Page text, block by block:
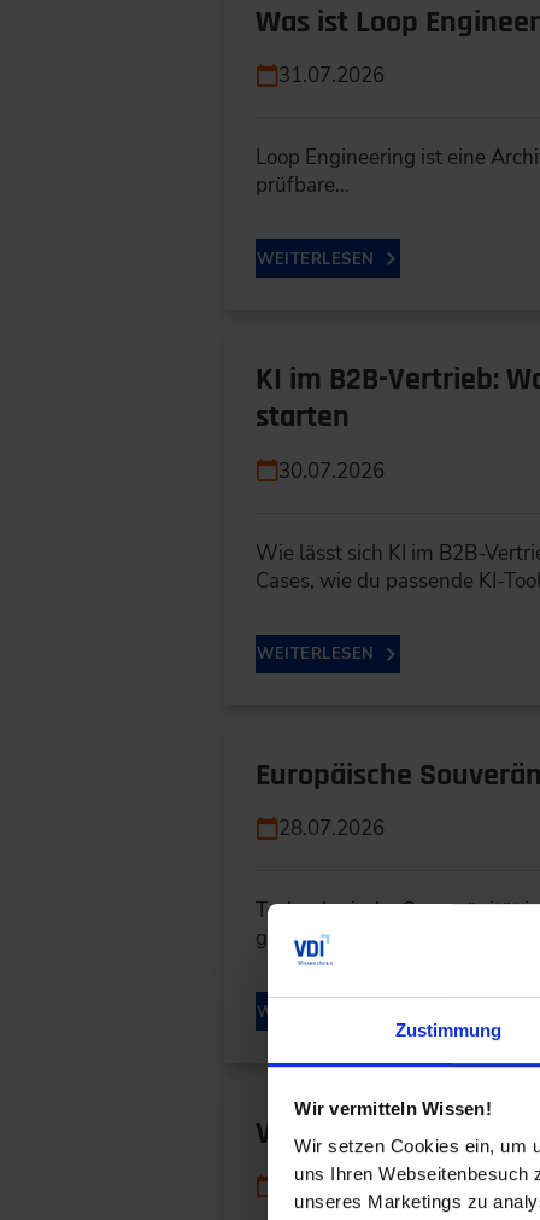
Zustimmung
Wir vermitteln Wissen!
Wir setzen Cookies ein, um
uns Ihren Webseitenbesuch
unseres Marketings zu
Was ist Loop
31.07.2026
Loop Engineering ist eine
prüfbare…
WEITERLESEN
KI im B2B-Vertrieb:
starten
30.07.2026
Wie lässt sich KI im B2B-
Cases, wie du passende KI-
WEITERLESEN
Europäische
28.07.2026
Technologische Souveränität
geht es nicht nur um
WEITERLESEN
Vom Datensilo zum
24.07.2026